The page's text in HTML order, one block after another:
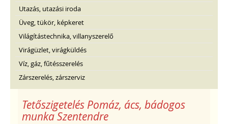
Utazás, utazási iroda
Üveg, tükör, képkeret
Világítástechnika, villanyszerelő
Virágüzlet, virágküldés
Víz, gáz, fűtésszerelés
Zárszerelés, zárszerviz
Tetőszigetelés Pomáz, ács, bádogos
munka Szentendre